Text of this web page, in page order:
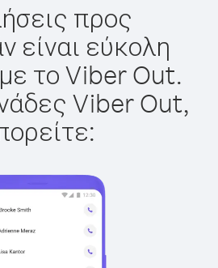
προς
είναι εύκολη
το Viber Out.
Viber Out,